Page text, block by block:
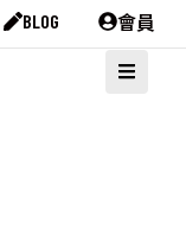
BLOG 會員